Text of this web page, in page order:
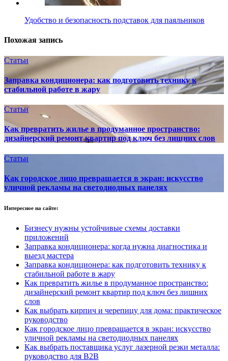
Удобство и безопасность подставок для паяльников
Похожая запись
Статьи
Заправка кондиционера: как подготовить технику к
стабильной работе в жару
Статьи
Как превратить жилье в продуманное пространство:
дизайнерский ремонт квартир под ключ без лишних слов
Статьи
Как городское лицо превращается в экран: искусство
уличной рекламы на светодиодных панелях
Интересное на сайте:
Бизнесу нужны устойчивые схемы доставки
приложений
Заправка кондиционера: когда нужна диагностика и
выезд мастера
Заправка кондиционера: как подготовить технику к
стабильной работе в жару
Как превратить жилье в продуманное пространство:
дизайнерский ремонт квартир под ключ без лишних
слов
Как выбрать кирпич и черепицу для дома: практическое
руководство
Как городское лицо превращается в экран: искусство
уличной рекламы на светодиодных панелях
Как выбрать поставщика услуг лазерной резки металла:
руководство для B2B